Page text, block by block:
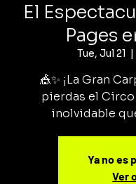
El
Pages
Tue, Jul 21
🎪✨ ¡La Gran
pierdas el Circo
inolvidable
Ya no es
Ver